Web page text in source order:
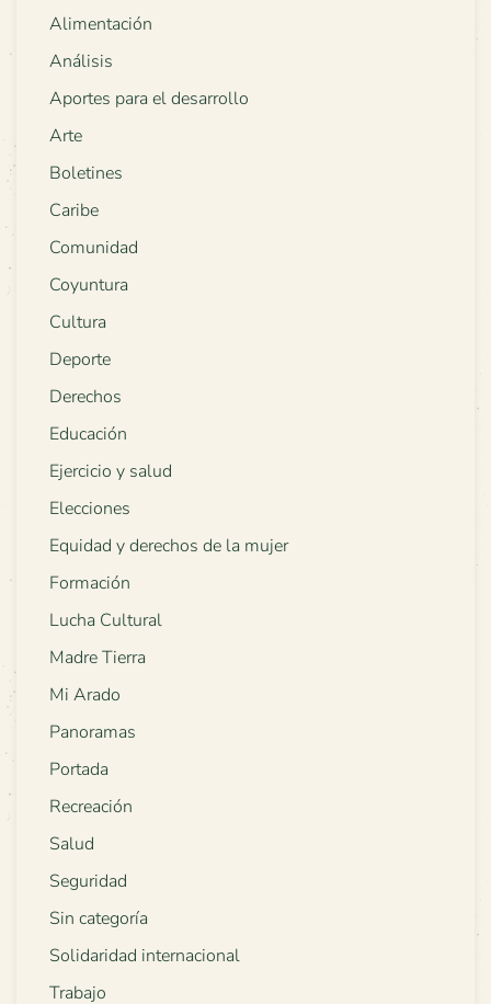
Alimentación
Análisis
Aportes para el desarrollo
Arte
Boletines
Caribe
Comunidad
Coyuntura
Cultura
Deporte
Derechos
Educación
Ejercicio y salud
Elecciones
Equidad y derechos de la mujer
Formación
Lucha Cultural
Madre Tierra
Mi Arado
Panoramas
Portada
Recreación
Salud
Seguridad
Sin categoría
Solidaridad internacional
Trabajo